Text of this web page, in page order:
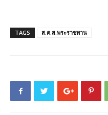
TAGS ส.ค.ส.พระราชทาน